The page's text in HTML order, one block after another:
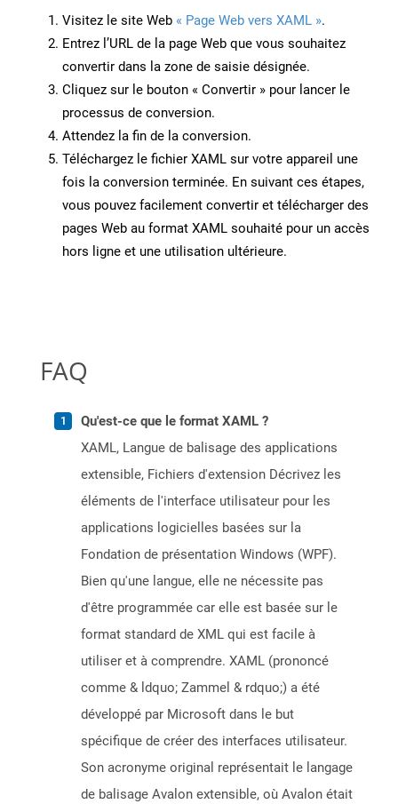
Visitez le site Web « Page Web vers XAML ».
Entrez l’URL de la page Web que vous souhaitez
convertir dans la zone de saisie désignée.
Cliquez sur le bouton « Convertir » pour lancer le
processus de conversion.
Attendez la fin de la conversion.
Téléchargez le fichier XAML sur votre appareil une
fois la conversion terminée. En suivant ces étapes,
vous pouvez facilement convertir et télécharger des
pages Web au format XAML souhaité pour un accès
hors ligne et une utilisation ultérieure.
FAQ
Qu'est-ce que le format XAML ?
XAML, Langue de balisage des applications
extensible, Fichiers d'extension Décrivez les
éléments de l'interface utilisateur pour les
applications logicielles basées sur la
Fondation de présentation Windows (WPF).
Bien qu'une langue, elle ne nécessite pas
d'être programmée car elle est basée sur le
format standard de XML qui est facile à
utiliser et à comprendre. XAML (prononcé
comme & ldquo; Zammel & rdquo;) a été
développé par Microsoft dans le but
spécifique de créer des interfaces utilisateur.
Son acronyme original représentait le langage
de balisage Avalon extensible, où Avalon était